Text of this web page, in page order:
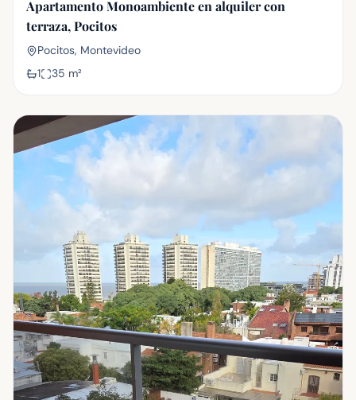
Apartamento Monoambiente en alquiler con
terraza, Pocitos
Pocitos, Montevideo
1
35 m²